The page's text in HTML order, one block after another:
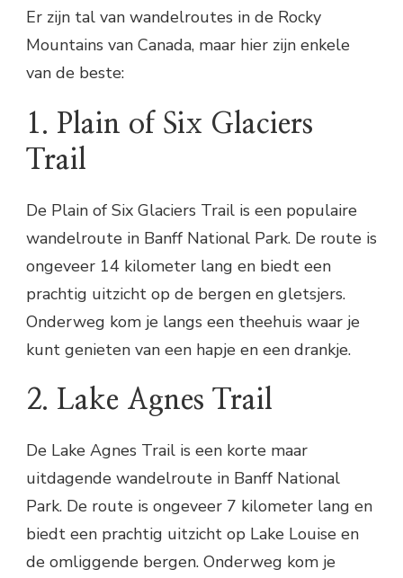
Er zijn tal van wandelroutes in de Rocky
Mountains van Canada, maar hier zijn enkele
van de beste:
1. Plain of Six Glaciers
Trail
De Plain of Six Glaciers Trail is een populaire
wandelroute in Banff National Park. De route is
ongeveer 14 kilometer lang en biedt een
prachtig uitzicht op de bergen en gletsjers.
Onderweg kom je langs een theehuis waar je
kunt genieten van een hapje en een drankje.
2. Lake Agnes Trail
De Lake Agnes Trail is een korte maar
uitdagende wandelroute in Banff National
Park. De route is ongeveer 7 kilometer lang en
biedt een prachtig uitzicht op Lake Louise en
de omliggende bergen. Onderweg kom je